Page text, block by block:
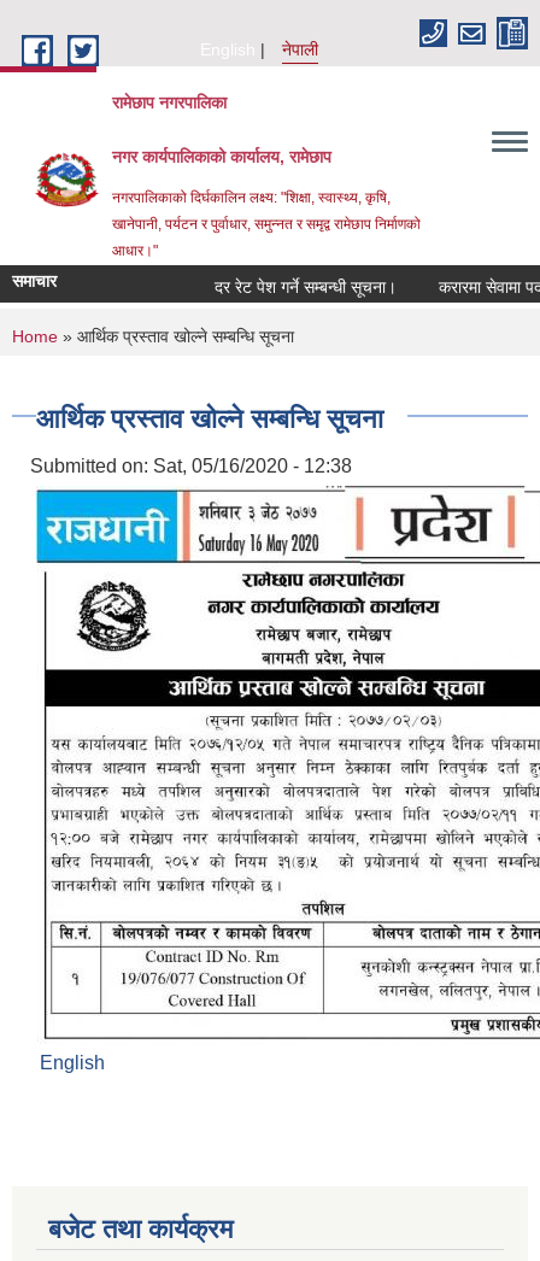
English
नेपाली
रामेछाप नगरपालिका
नगर कार्यपालिकाको कार्यालय, रामेछाप
नगरपालिकाको दिर्घकालिन लक्ष्य: "शिक्षा, स्वास्थ्य, कृषि,
खानेपानी, पर्यटन र पुर्वाधार, समुन्नत र समृद्व रामेछाप निर्माणको
आधार।"
समाचार दर रेट पेश गर्ने सम्बन्धी सूचना। करारमा सेवामा पदपूर्ति
You are here
Home » आर्थिक प्रस्ताव खोल्ने सम्बन्धि सूचना
आर्थिक प्रस्ताव खोल्ने सम्बन्धि सूचना
Submitted on: Sat, 05/16/2020 - 12:38
English
बजेट तथा कार्यक्रम